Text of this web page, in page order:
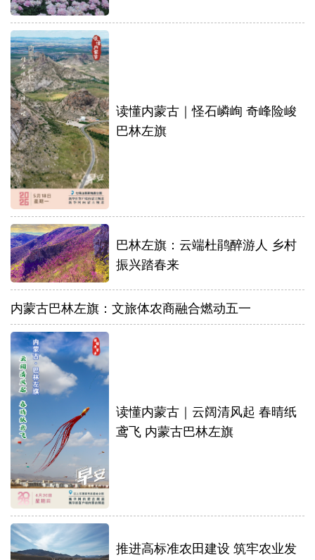
读懂内蒙古｜怪石嶙峋 奇峰险峻
巴林左旗
巴林左旗：云端杜鹃醉游人 乡村
振兴踏春来
内蒙古巴林左旗：文旅体农商融合燃动五一
读懂内蒙古｜云阔清风起 春晴纸
鸢飞 内蒙古巴林左旗
推进高标准农田建设 筑牢农业发